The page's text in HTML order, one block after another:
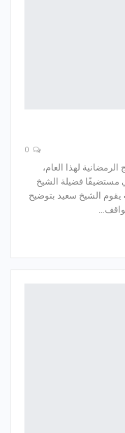
لهذا العام،
مستضيفًا فضيلة الشيخ
يقوم الشيخ سعيد بتوضيح